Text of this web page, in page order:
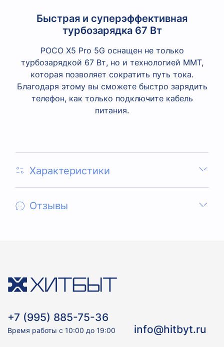
Быстрая и суперэффективная
турбозарядка 67 Вт
POCO X5 Pro 5G оснащен не только
турбозарядкой 67 Вт, но и технологией MMT,
которая позволяет сократить путь тока.
Благодаря этому вы сможете быстро зарядить
телефон, как только подключите кабель
питания.
Характеристики
Отзывы
+7 (995) 885-75-36
Время работы с 10:00 до 19:00 info@hitbyt.ru